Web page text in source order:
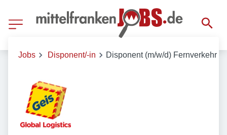
Jobs Disponent/-in Disponent (m/w/d) Fernverkehr